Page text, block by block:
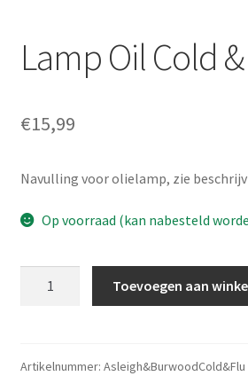
Lamp Oil Cold
€15,99
Navulling voor olielamp, zie
Op voorraad (kan nabesteld
Flu
Toevoegen aan
Artikelnummer: Asleigh&BurwoodCold&Flu